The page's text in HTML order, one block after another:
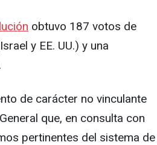
obtuvo 187 votos de
y EE. UU.) y una
de carácter no vinculante
que, en consulta con
pertinentes del sistema de